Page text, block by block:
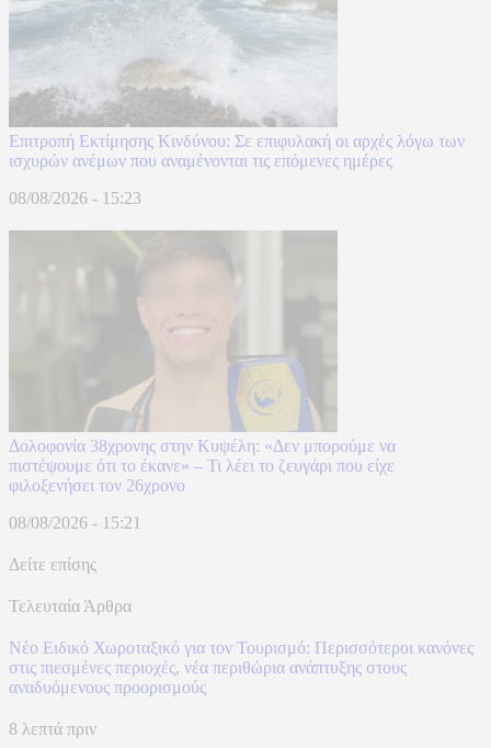
Επιτροπή Εκτίμησης Κινδύνου: Σε επιφυλακή οι αρχές λόγω των
ισχυρών ανέμων που αναμένονται τις επόμενες ημέρες
08/08/2026 - 15:23
Δολοφονία 38χρονης στην Κυψέλη: «Δεν μπορούμε να
πιστέψουμε ότι το έκανε» – Τι λέει το ζευγάρι που είχε
φιλοξενήσει τον 26χρονο
08/08/2026 - 15:21
Δείτε επίσης
Τελευταία Άρθρα
Νέο Ειδικό Χωροταξικό για τον Τουρισμό: Περισσότεροι κανόνες
στις πιεσμένες περιοχές, νέα περιθώρια ανάπτυξης στους
αναδυόμενους προορισμούς
8 λεπτά πριν